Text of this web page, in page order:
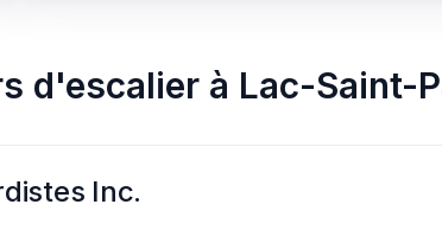
d'escalier à Lac-Saint-
Inc.